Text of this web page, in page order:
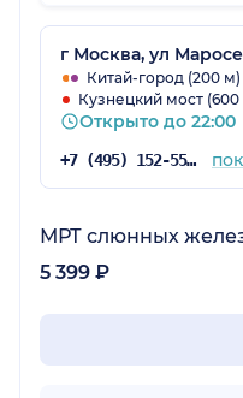
г Москва, ул
Китай-город (200 м)
Кузнецкий мост (600
Открыто до 22:00
+7 (495) 152-55-08
МРТ слюнных
5 399 ₽